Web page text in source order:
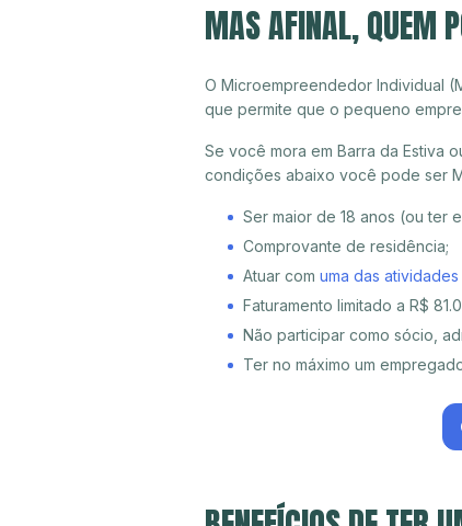
MAS AFINAL, QUEM
O Microempreendedor Individual
que permite que o pequeno
Se você mora em Barra da Estiva
condições abaixo você pode ser
Ser maior de 18 anos (ou ter
Comprovante de residência;
Atuar com uma das
Faturamento limitado a R$
Não participar como sócio,
Ter no máximo um